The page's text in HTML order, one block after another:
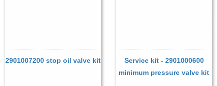
2901007200 stop oil valve kit
Service kit - 2901000600
minimum pressure valve kit